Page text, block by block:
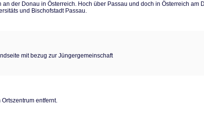
der Donau in Österreich. Hoch über Passau und doch in Österreich am
und Bischofstadt Passau.
mit bezug zur Jüngergemeinschaft
entfernt.